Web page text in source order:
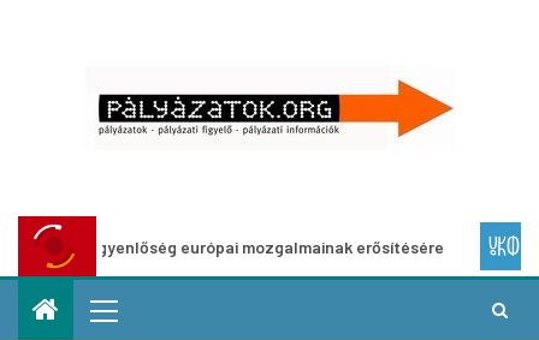
európai mozgalmainak erősítésére